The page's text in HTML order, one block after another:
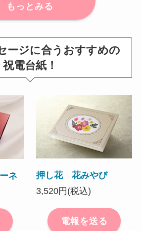
もっとみる
ージに合うおすすめの
祝電台紙 ！
ネ
押し花 花みやび
3,520円(税込)
電報を送る